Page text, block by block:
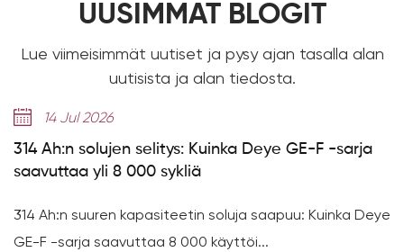
UUSIMMAT BLOGIT
Lue viimeisimmät uutiset ja pysy ajan tasalla alan
uutisista ja alan tiedosta.
14 Jul 2026
314 Ah:n solujen selitys: Kuinka Deye GE-F -sarja
saavuttaa yli 8 000 sykliä
314 Ah:n suuren kapasiteetin soluja saapuu: Kuinka Deye
GE-F -sarja saavuttaa 8 000 käyttöi...